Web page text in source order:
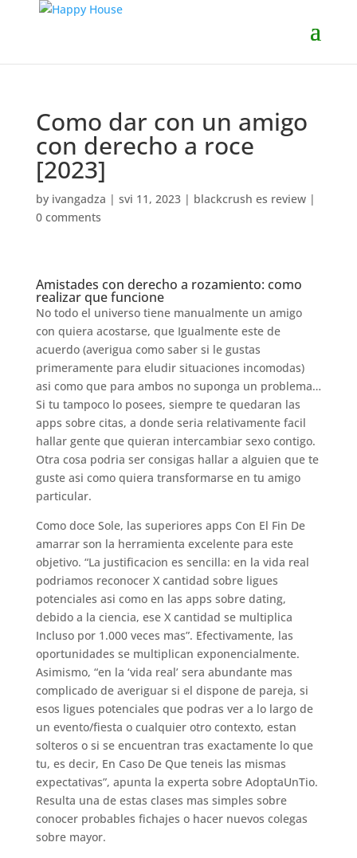
Como dar con un amigo
con derecho a roce
[2023]
by ivangadza | svi 11, 2023| blackcrush es review|
0 comments
Amistades con derecho a rozamiento: como
realizar que funcione
No todo el universo tiene manualmente un amigo
con quiera acostarse, que Igualmente este de
acuerdo (averigua como saber si le gustas
primeramente para eludir situaciones incomodas)
asi­ como que para ambos no suponga un problema…
Si tu tampoco lo posees, siempre te quedaran las
apps sobre citas, a donde seri­a relativamente facil
hallar gente que quieran intercambiar sexo contigo.
Otra cosa podri­a ser consigas hallar a alguien que te
guste asi­ como quiera transformarse en tu amigo
particular.
Como doce Sole, las superiores apps Con El Fin De
amarrar son la herramienta excelente para este
objetivo. “La justificacion es sencilla: en la vida real
podri­amos reconocer X cantidad sobre ligues
potenciales asi­ como en las apps sobre dating,
debido a la ciencia, ese X cantidad se multiplica
Incluso por 1.000 veces mas”. Efectivamente, las
oportunidades se multiplican exponencialmente.
Asimismo, “en la ‘vida real’ sera abundante mas
complicado de averiguar si el dispone de pareja, si
esos ligues potenciales que podras ver a lo largo de
un evento/fiesta o cualquier otro contexto, estan
solteros o si se encuentran tras exactamente lo que
tu, es decir, En Caso De Que teneis las mismas
expectativas”, apunta la experta sobre AdoptaUnTio.
Resulta una de estas clases mas simples sobre
conocer probables fichajes o hacer nuevos colegas
sobre mayor.